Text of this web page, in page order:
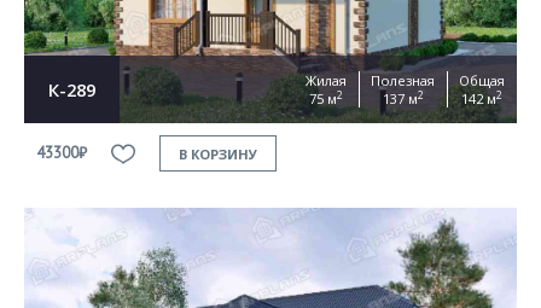
К-289
Жилая
75 м2
Полезная
137 м2
Общая
142 м2
43300₽ В КОРЗИНУ